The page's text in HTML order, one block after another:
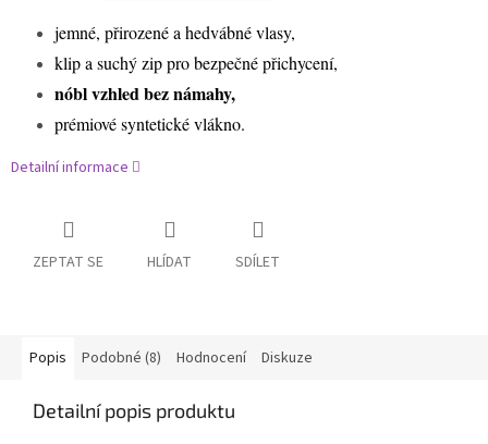
jemné, přirozené a hedvábné vlasy,
klip a suchý zip pro bezpečné přichycení,
nóbl vzhled bez námahy,
prémiové syntetické vlákno.
Detailní informace
ZEPTAT SE HLÍDAT SDÍLET
Popis Podobné (8) Hodnocení Diskuze
Detailní popis produktu